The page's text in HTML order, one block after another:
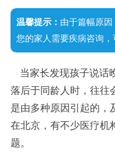
温馨提示： 由于篇幅原
您的家人需要疾病咨询，
当家长发现孩子说话
落后于同龄人时，往往
是由多种原因引起的，
在北京，有不少医疗机
题。